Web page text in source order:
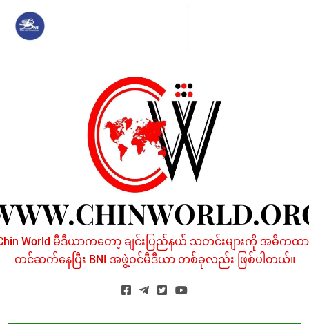
content
World မီဒီယာကတော့ ချင်းပြည်နယ် သတင်းများကို အဓိကထာ
တင်ဆက်နေပြီး BNI အဖွဲ့ဝင်မီဒီယာ တစ်ခုလည်း ဖြစ်ပါတယ်။